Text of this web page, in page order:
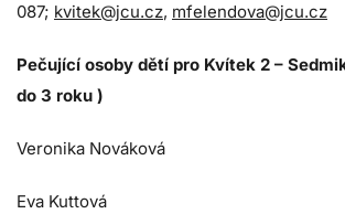
087; kvitek@jcu.cz, mfelendova@jcu.cz
Pečující osoby dětí pro Kvítek 2 –
do 3 roku )
Veronika Nováková
Eva Kuttová